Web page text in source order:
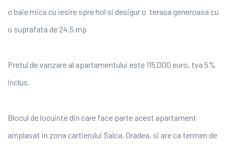
o baie mica cu iesire spre hol si desigur o terasa generoasa cu
o suprafata de 24.5 mp
Pretul de vanzare al apartamentului este 115.000 euro, tva 5%
inclus.
Blocul de locuinte din care face parte acest apartament
amplasat in zona cartierului Salca, Oradea, si are ca termen de